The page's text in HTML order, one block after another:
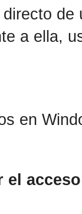
a ella,
en
el